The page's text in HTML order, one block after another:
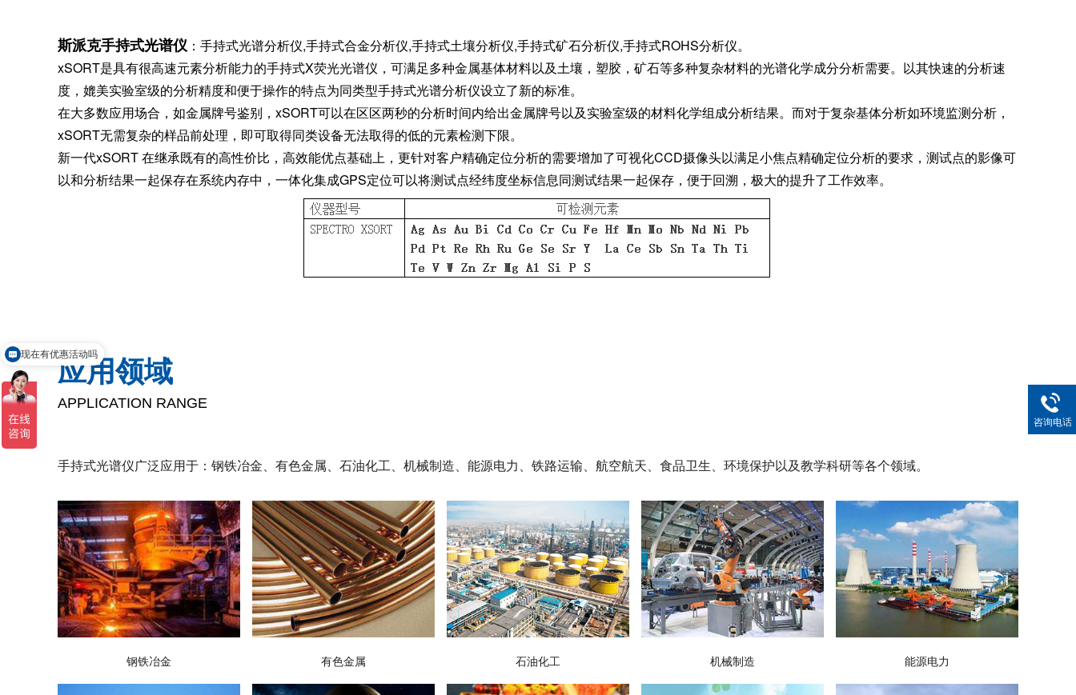
斯派克手持式光谱仪 ：手持式光谱分析仪,手持式合金分析仪,手持式土壤分析仪,手持式矿石分析仪,手持式ROHS分析仪。
xSORT是具有很高速元素分析能力的手持式X荧光光谱仪，可满足多种金属基体材料以及土壤，塑胶，矿石等多种复杂材料的光谱化学成分分析需要。以其快速的分析速
度，媲美实验室级的分析精度和便于操作的特点为同类型手持式光谱分析仪设立了新的标准。
在大多数应用场合，如金属牌号鉴别，xSORT可以在区区两秒的分析时间内给出金属牌号以及实验室级的材料化学组成分析结果。而对于复杂基体分析如环境监测分析，
xSORT无需复杂的样品前处理，即可取得同类设备无法取得的低的元素检测下限。
新一代xSORT 在继承既有的高性价比，高效能优点基础上，更针对客户精确定位分析的需要增加了可视化CCD摄像头以满足小焦点精确定位分析的要求，测试点的影像可
以和分析结果一起保存在系统内存中，一体化集成GPS定位可以将测试点经纬度坐标信息同测试结果一起保存，便于回溯，极大的提升了工作效率。
应用领域
APPLICATION RANGE
手持式光谱仪广泛应用于：钢铁冶金、有色金属、石油化工、机械制造、能源电力、铁路运输、航空航天、食品卫生、环境保护以及教学科研等各个领域。
钢铁冶金 有色金属 石油化工 机械制造 能源电力
咨询电话
现在有优惠活动吗